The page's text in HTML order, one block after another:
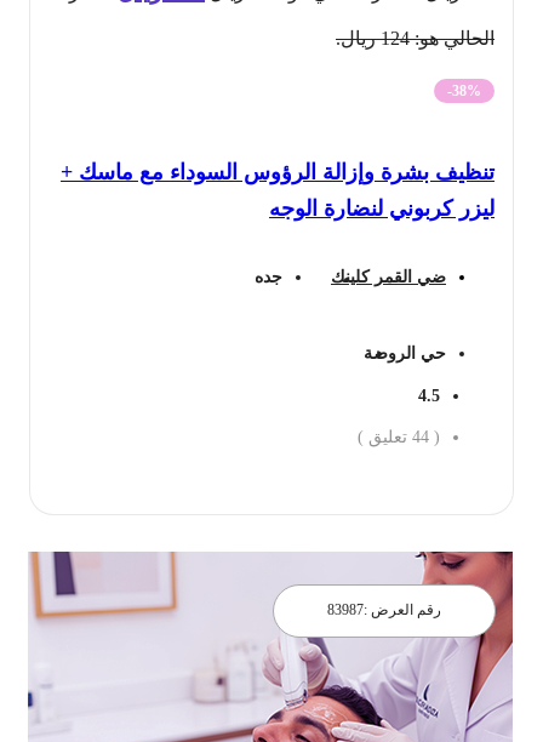
الحالي هو: 124 ريال.
-38%
تنظيف بشرة وإزالة الرؤوس السوداء مع ماسك +
ليزر كربوني لنضارة الوجه
ضي القمر كلينك جده
حي الروضة
4.5
44 تعليق )
رقم العرض : 83987